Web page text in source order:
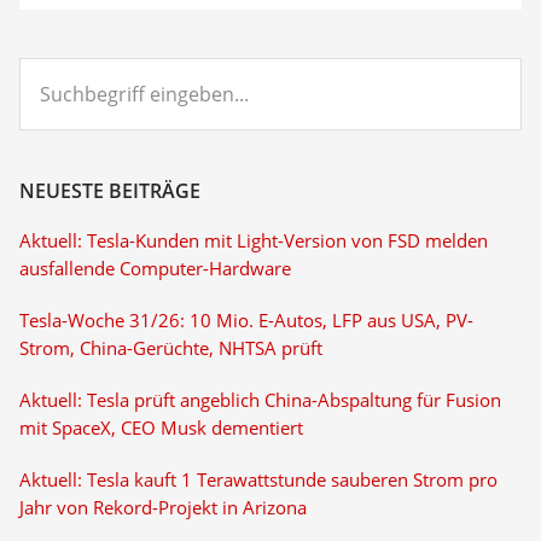
eingeben...
NEUESTE BEITRÄGE
Aktuell: Tesla-Kunden mit Light-Version von FSD melden
ausfallende Computer-Hardware
Tesla-Woche 31/26: 10 Mio. E-Autos, LFP aus USA, PV-
Strom, China-Gerüchte, NHTSA prüft
Aktuell: Tesla prüft angeblich China-Abspaltung für Fusion
mit SpaceX, CEO Musk dementiert
Aktuell: Tesla kauft 1 Terawattstunde sauberen Strom pro
Jahr von Rekord-Projekt in Arizona